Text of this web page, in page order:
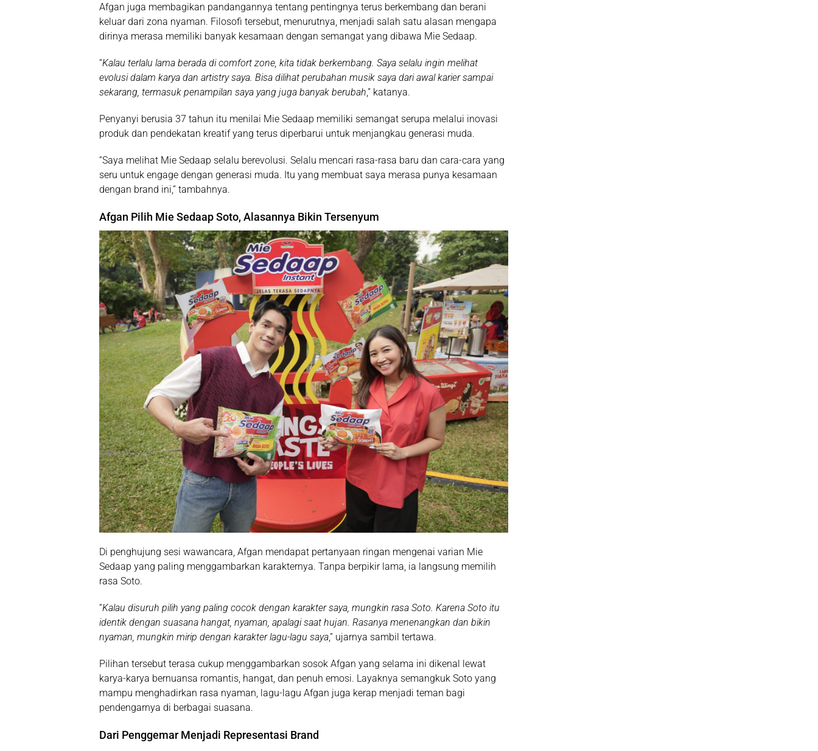
Afgan juga membagikan pandangannya tentang pentingnya terus berkembang dan berani
keluar dari zona nyaman. Filosofi tersebut, menurutnya, menjadi salah satu alasan mengapa
dirinya merasa memiliki banyak kesamaan dengan semangat yang dibawa Mie Sedaap.
“Kalau terlalu lama berada di comfort zone, kita tidak berkembang. Saya selalu ingin melihat
evolusi dalam karya dan artistry saya. Bisa dilihat perubahan musik saya dari awal karier sampai
sekarang, termasuk penampilan saya yang juga banyak berubah,” katanya.
Penyanyi berusia 37 tahun itu menilai Mie Sedaap memiliki semangat serupa melalui inovasi
produk dan pendekatan kreatif yang terus diperbarui untuk menjangkau generasi muda.
“Saya melihat Mie Sedaap selalu berevolusi. Selalu mencari rasa-rasa baru dan cara-cara yang
seru untuk engage dengan generasi muda. Itu yang membuat saya merasa punya kesamaan
dengan brand ini,” tambahnya.
Afgan Pilih Mie Sedaap Soto, Alasannya Bikin Tersenyum
Di penghujung sesi wawancara, Afgan mendapat pertanyaan ringan mengenai varian Mie
Sedaap yang paling menggambarkan karakternya. Tanpa berpikir lama, ia langsung memilih
rasa Soto.
“Kalau disuruh pilih yang paling cocok dengan karakter saya, mungkin rasa Soto. Karena Soto itu
identik dengan suasana hangat, nyaman, apalagi saat hujan. Rasanya menenangkan dan bikin
nyaman, mungkin mirip dengan karakter lagu-lagu saya,” ujarnya sambil tertawa.
Pilihan tersebut terasa cukup menggambarkan sosok Afgan yang selama ini dikenal lewat
karya-karya bernuansa romantis, hangat, dan penuh emosi. Layaknya semangkuk Soto yang
mampu menghadirkan rasa nyaman, lagu-lagu Afgan juga kerap menjadi teman bagi
pendengarnya di berbagai suasana.
Dari Penggemar Menjadi Representasi Brand